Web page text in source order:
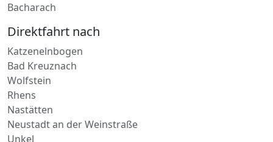
Direktfahrt nach
Katzenelnbogen
Bad Kreuznach
Wolfstein
Rhens
Nastätten
Neustadt an der Weinstraße
Unkel